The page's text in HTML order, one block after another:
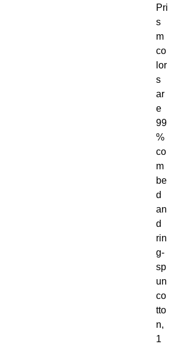
Pri
s
m
co
lor
s
ar
e
99
%
co
m
be
d
an
d
rin
g-
sp
un
co
tto
n,
1